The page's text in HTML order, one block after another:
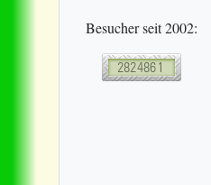
Besucher seit 2002: